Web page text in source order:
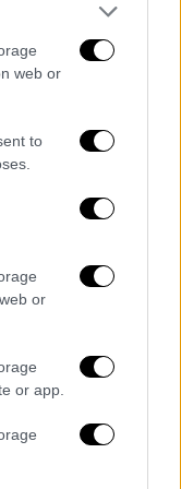
web or
to
or
or app.
Eurovision
θερμά λόγια
μία
πως δεν
τη ρώτησε αν
με
τη
«Σε φιλώ,